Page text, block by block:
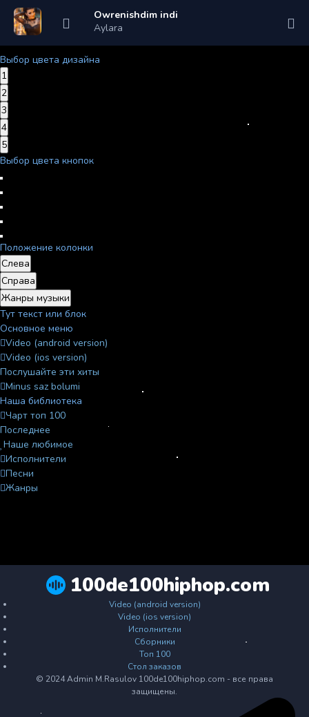
Owrenishdim indi
Aylara
Выбор цвета дизайна
1
2
3
4
5
Выбор цвета кнопок
Положение колонки
Слева
Справа
Жанры музыки
Тут текст или блок
Основное меню
Video (android version)
Video (ios version)
Послушайте эти хиты
Minus saz bolumi
Наша библиотека
Чарт топ 100
Последнее
Наше любимое
Исполнители
Песни
Жанры
100de100hiphop.com
Video (android version)
Video (ios version)
Исполнители
Сборники
Топ 100
Стол заказов
© 2024 Admin M.Rasulov 100de100hiphop.com - все права
защищены.